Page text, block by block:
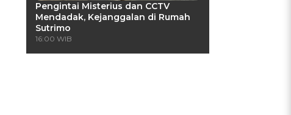
Pengintai Misterius dan CCTV
Mendadak, Kejanggalan di Rumah
Sutrimo
16:00 WIB